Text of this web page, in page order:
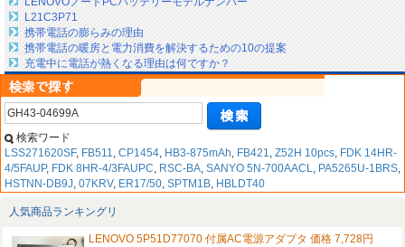
L21C3P71
携帯電話の膨らみの理由
携帯電話の暖房と電力消費を解決するための10の提案
充電中に電話が熱くなる理由は何ですか？
検索ワード
LSS271620SF, FB511, CP1454, HB3-875mAh, FB421, Z52H 10pcs, FDK 14HR-
4/5FAUP, FDK 8HR-4/3FAUPC, RSC-BA, SANYO 5N-700AACL, PA5265U-1BRS,
HSTNN-DB9J, 07KRV, ER17/50, SPTM1B, HBLDT40
人気商品ランキングリ
LENOVO 5P51D77070 付属AC電源アダプタ 価格 7,728円